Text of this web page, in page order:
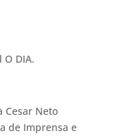
DIA.
Cesar Neto
de Imprensa e